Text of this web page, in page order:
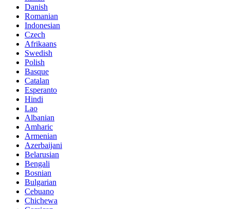
Danish
Romanian
Indonesian
Czech
Afrikaans
Swedish
Polish
Basque
Catalan
Esperanto
Hindi
Lao
Albanian
Amharic
Armenian
Azerbaijani
Belarusian
Bengali
Bosnian
Bulgarian
Cebuano
Chichewa